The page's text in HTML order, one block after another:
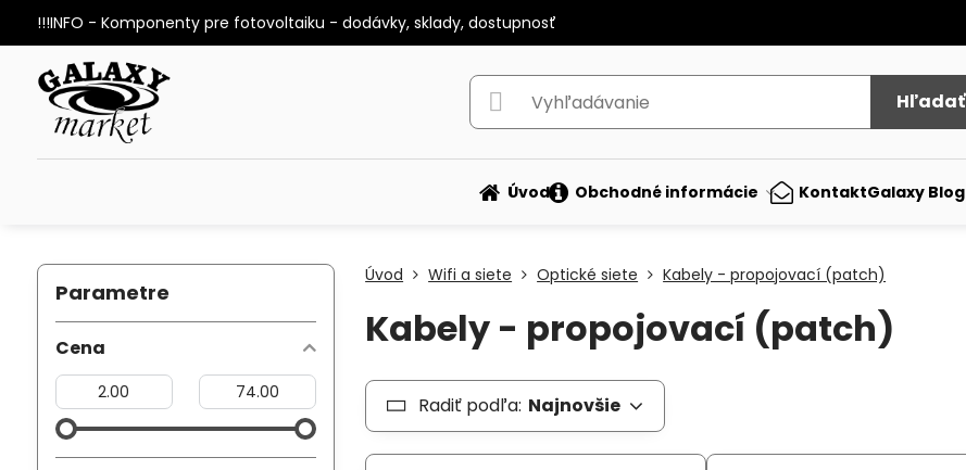
!!!INFO - Komponenty pre fotovoltaiku - dodávky, sklady, dostupnosť
Hľadať
Úvod Obchodné informácie KontaktGalaxy Blog
Úvod Wifi a siete Optické siete Kabely - propojovací (patch)
Kabely - propojovací (patch)
Radiť podľa: Najnovšie
Parametre
Cena
Od:
Do: